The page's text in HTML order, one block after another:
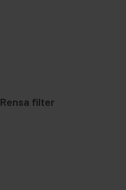
Rensa filter